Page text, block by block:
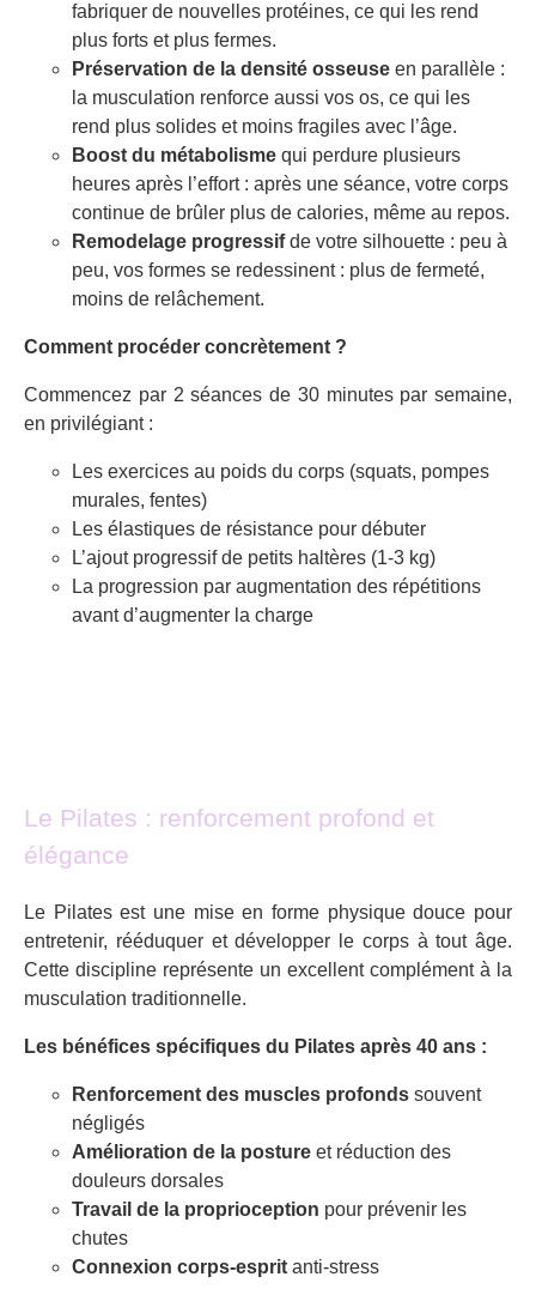
fabriquer de nouvelles protéines, ce qui les rend
plus forts et plus fermes.
Préservation de la densité osseuse en parallèle :
la musculation renforce aussi vos os, ce qui les
rend plus solides et moins fragiles avec l’âge.
Boost du métabolisme qui perdure plusieurs
heures après l’effort : après une séance, votre corps
continue de brûler plus de calories, même au repos.
Remodelage progressifde votre silhouette : peu à
peu, vos formes se redessinent : plus de fermeté,
moins de relâchement.
Comment procéder concrètement ?
Commencez par 2 séances de 30 minutes par semaine,
en privilégiant :
Les exercices au poids du corps (squats, pompes
murales, fentes)
Les élastiques de résistance pour débuter
L’ajout progressif de petits haltères (1-3 kg)
La progression par augmentation des répétitions
avant d’augmenter la charge
Le Pilates : renforcement profond et
élégance
Le Pilates est une mise en forme physique douce pour
entretenir, rééduquer et développer le corps à tout âge.
Cette discipline représente un excellent complément à la
musculation traditionnelle.
Les bénéfices spécifiques du Pilates après 40 ans :
Renforcement des muscles profonds souvent
négligés
Amélioration de la posture et réduction des
douleurs dorsales
Travail de la proprioception pour prévenir les
chutes
Connexion corps-esprit anti-stress